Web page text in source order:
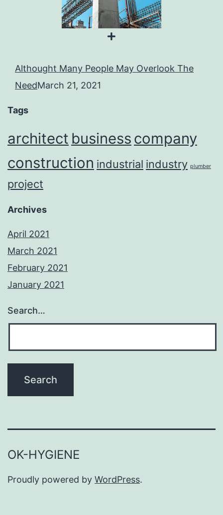
Althought Many People May Overlook The
NeedMarch 21, 2021
Tags
architect business company
construction industrial industry plumber
project
Archives
April 2021
March 2021
February 2021
January 2021
Search…
OK-HYGIENE
Proudly powered by WordPress.